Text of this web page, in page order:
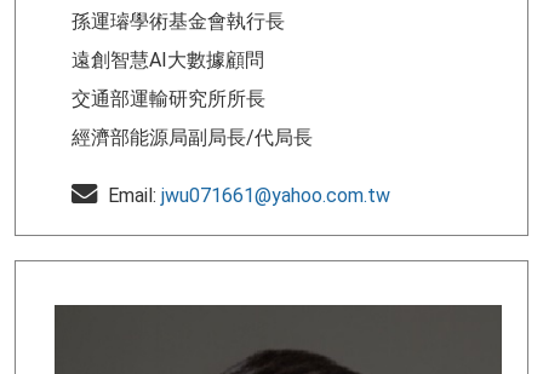
孫運璿學術基金會執行長
遠創智慧AI大數據顧問
交通部運輸研究所所長
經濟部能源局副局長/代局長
Email: jwu071661@yahoo.com.tw